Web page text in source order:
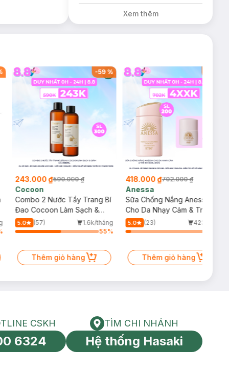
Milaganics Giảm
Mụn, Mờ Vết
Xem thêm
-59%
243.000 ₫590.000 ₫
Cocoon
Combo 2 Nước Tẩy Trang Bí
Đao Cocoon Làm Sạch &
Giảm Dầu 500ml
5.0 (57)
1.6k/tháng
55%
Thêm giỏ hàng
418.000 ₫702.000 ₫
Anessa
Sữa Chống Nắng Anessa
Cho Da Nhạy Cảm & Trẻ Em
60ml (Mới)
5.0 (23)
423/tháng
Thêm giỏ hàng
toàn cầu
HOTLINE CSKH
CSKH
6324
Tìm chi nhánh
TÌM CHI NHÁNH
Hệ thống Hasaki